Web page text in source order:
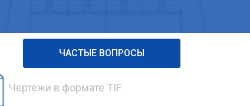
Чертежи в формате TIF
ЧАСТЫЕ ВОПРОСЫ